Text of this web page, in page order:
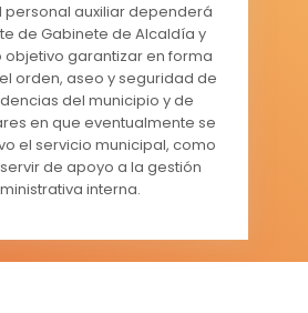
personal auxiliar dependerá
de Gabinete de Alcaldía y
garantizar en forma
orden, aseo y seguridad de
del municipio y de
en que eventualmente se
el servicio municipal, como
de apoyo a la gestión
interna.